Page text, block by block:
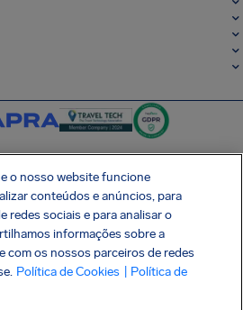
SocialTwitter
SocialInstagram
SocialLinkedin
GRÁTIS NOSSO APP
o nosso website funcione
conteúdos e anúncios, para
redes sociais e para analisar o
informações sobre a
com os nossos parceiros de redes
Política de Cookies
| Política de